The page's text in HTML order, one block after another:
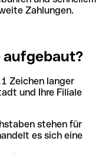
Zahlungen.
aufgebaut?
Zeichen langer
und Ihre Filiale
stehen für
es sich eine